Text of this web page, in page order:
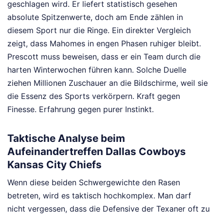
geschlagen wird. Er liefert statistisch gesehen
absolute Spitzenwerte, doch am Ende zählen in
diesem Sport nur die Ringe. Ein direkter Vergleich
zeigt, dass Mahomes in engen Phasen ruhiger bleibt.
Prescott muss beweisen, dass er ein Team durch die
harten Winterwochen führen kann. Solche Duelle
ziehen Millionen Zuschauer an die Bildschirme, weil sie
die Essenz des Sports verkörpern. Kraft gegen
Finesse. Erfahrung gegen purer Instinkt.
Taktische Analyse beim
Aufeinandertreffen Dallas Cowboys
Kansas City Chiefs
Wenn diese beiden Schwergewichte den Rasen
betreten, wird es taktisch hochkomplex. Man darf
nicht vergessen, dass die Defensive der Texaner oft zu